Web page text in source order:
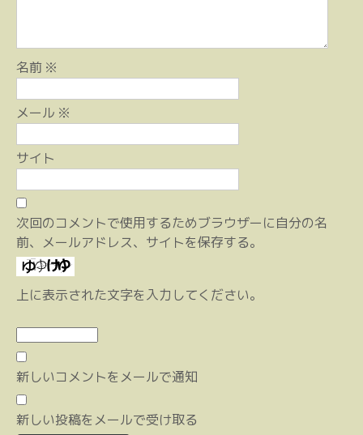
名前 ※
メール ※
サイト
次回のコメントで使用するためブラウザーに自分の名
前、メールアドレス、サイトを保存する。
上に表示された文字を入力してください。
新しいコメントをメールで通知
新しい投稿をメールで受け取る